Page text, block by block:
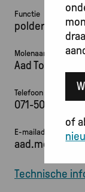
Functie
poldermolen
Molenaar
Aad Toet
Telefoon
071-5012567 /
E-mailadres
Technische
of